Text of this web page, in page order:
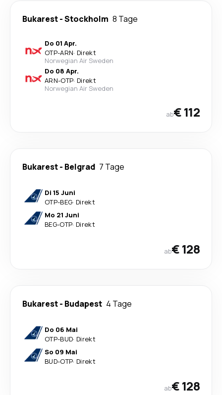
Bukarest-Stockholm 8 Tage
Do 01 Apr.
OTP-ARN· Direkt
Norwegian Air Sweden
Do 08 Apr.
ARN-OTP· Direkt
Norwegian Air Sweden
ab€ 112
Bukarest- Belgrad 7 Tage
Di 15 Juni
OTP-BEG· Direkt
Mo 21 Juni
BEG-OTP· Direkt
ab€ 128
Bukarest- Budapest 4 Tage
Do 06 Mai
OTP-BUD· Direkt
So 09 Mai
BUD-OTP· Direkt
ab€ 128